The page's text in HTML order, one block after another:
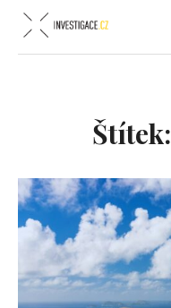
Štítek: